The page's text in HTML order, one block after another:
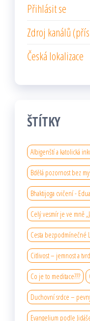
Přihlásit se
Zdroj kanálů
Česká lokalizace
ŠTÍTKY
Albigenští a katolická
Bdělá pozornost bez
Bhaktijoga cvičení -
Celý vesmír je ve mně
Cesta bezpodmínečné
Citlivost – jemnost a
Co je to meditace???
Duchovní srdce –
Evangelium podle